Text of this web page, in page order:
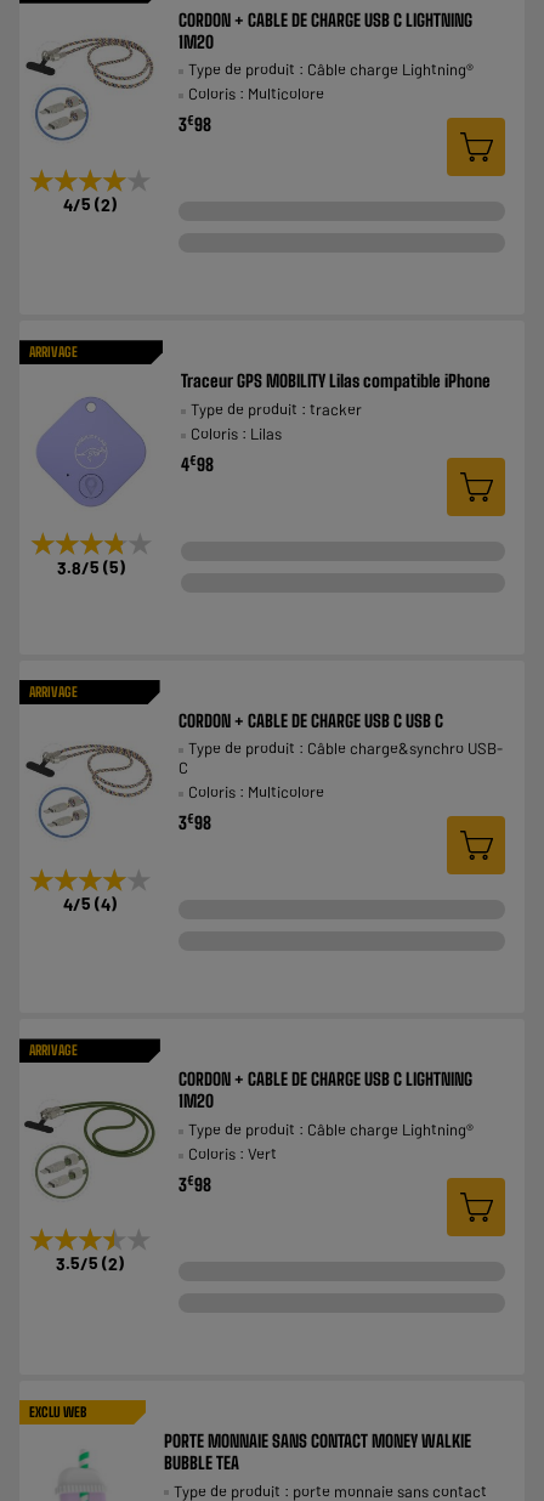
★★★★★
★★★★★
4/5 (2)
CORDON + CABLE DE CHARGE USB C LIGHTNING
1M20
Type de produit : Câble charge Lightning®
Coloris : Multicolore
3€98
ARRIVAGE
★★★★★
★★★★★
3.8/5 (5)
Traceur GPS MOBILITY Lilas compatible iPhone
Type de produit : tracker
Coloris : Lilas
4€98
ARRIVAGE
★★★★★
★★★★★
4/5 (4)
CORDON + CABLE DE CHARGE USB C USB C
Type de produit : Câble charge&synchro USB-
C
Coloris : Multicolore
3€98
ARRIVAGE
★★★★★
★★★★★
3.5/5 (2)
CORDON + CABLE DE CHARGE USB C LIGHTNING
1M20
Type de produit : Câble charge Lightning®
Coloris : Vert
3€98
EXCLU WEB
PORTE MONNAIE SANS CONTACT MONEY WALKIE
BUBBLE TEA
Type de produit : porte monnaie sans contact